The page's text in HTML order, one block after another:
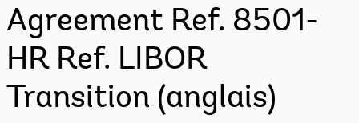
Agreement Ref. 8501-
HR Ref. LIBOR
Transition (anglais)